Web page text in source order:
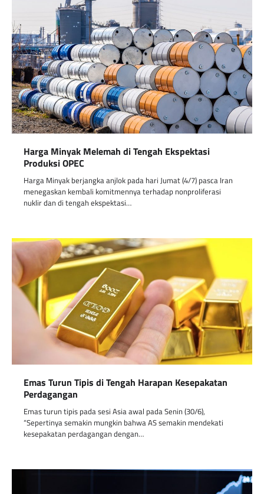
Harga Minyak Melemah di Tengah Ekspektasi
Produksi OPEC
Harga Minyak berjangka anjlok pada hari Jumat (4/7) pasca Iran
menegaskan kembali komitmennya terhadap nonproliferasi
nuklir dan di tengah ekspektasi…
Emas Turun Tipis di Tengah Harapan Kesepakatan
Perdagangan
Emas turun tipis pada sesi Asia awal pada Senin (30/6),
“Sepertinya semakin mungkin bahwa AS semakin mendekati
kesepakatan perdagangan dengan…